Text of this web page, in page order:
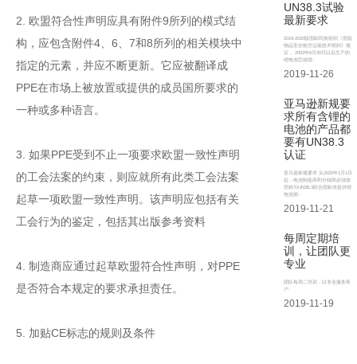
2. 欧盟符合性声明应具有附件9所列的模式结
构，应包含附件4、6、7和8所列的相关模块中
指定的元素，并应不断更新。它应被翻译成
PPE在市场上被放置或提供的成员国所要求的
一种或多种语言。
3. 如果PPE受到不止一项要求欧盟一致性声明
的工会法案的约束，则应就所有此类工会法案
起草一项欧盟一致性声明。该声明应包括有关
工会行为的鉴定，包括其出版参考资料
4. 制造商应通过起草欧盟符合性声明，对PPE
是否符合本规定的要求承担责任。
5. 加贴CE标志的规则及条件
UN38.3试验
最新要求
2019-2020版国际民航组织《危险
物品安全航空运输技术细则》规
定， 2003年6月30日以后生产的
锂电池芯或锂..
2019-11-26
亚马逊新规要
求所有含锂的
电池的产品都
要有UN38.3
认证
亚马逊新规要求 从2020年1月1日
起，电池制造商和分销商必须按
照称为UN38.3联合国标准提供锂
电池测..
2019-11-21
每周定期培
训，让团队更
专业
团队每周二培训，以专业服务客
户
2019-11-19